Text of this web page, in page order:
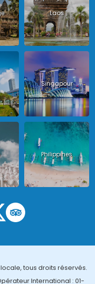
Laos
Singapour
Philippines
tous droits réservés.
International : 01-